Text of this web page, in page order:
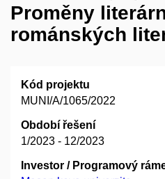
Proměny
románských
Kód projektu
MUNI/A/1065/2022
Období řešení
1/2023 - 12/2023
Investor / Programový